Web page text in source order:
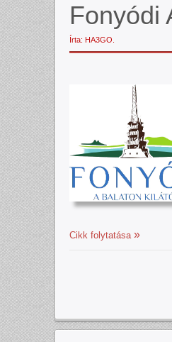
Fonyódi
Írta: HA3GO.
Cikk folytatása